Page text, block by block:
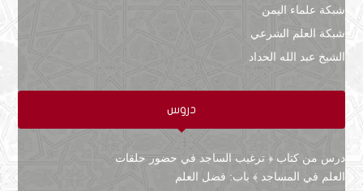
شبكة علماء اليمن
شبكة العلم الشرعي
الشيخ عبد الله الحداد
دروس
درس من كتاب ﴿ ترغيب الساجد في حضور حلقات
العلم في المساجد ﴾ باب: فضل العلم